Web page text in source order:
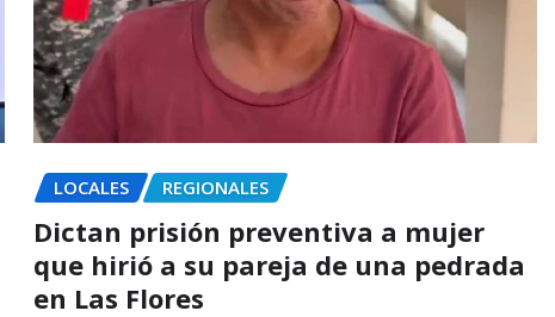
LOCALES REGIONALES
Dictan prisión preventiva a mujer
que hirió a su pareja de una pedrada
en Las Flores